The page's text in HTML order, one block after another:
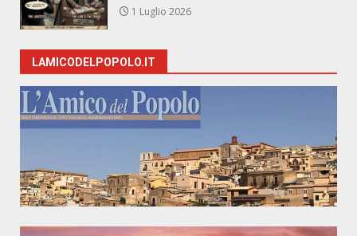
1 Luglio 2026
LAMICODELPOPOLO.IT